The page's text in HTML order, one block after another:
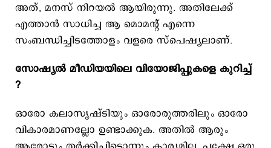
അത്, മനസ് നിറയൽ ആയിരുന്നു. അതിലേക്ക്
എത്താൻ സാധിച്ച ആ മൊമന്റ് എന്നെ
സംബന്ധിച്ചിടത്തോളം വളരെ സ്പെഷ്യലാണ്.
സോഷ്യൽ മീഡിയയിലെ വിയോജിപ്പുകളെ കുറിച്ച്
?
ഓരോ കലാസൃഷ്ടിയും ഓരോരുത്തരിലും ഓരോ
വികാരമാണല്ലോ ഉണ്ടാക്കുക. അതിൽ ആരും